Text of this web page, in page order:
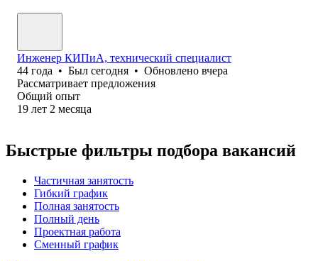
Инженер КИПиА, технический специалист
44 года • Был сегодня • Обновлено вчера
Рассматривает предложения
Общий опыт
19 лет 2 месяца
Быстрые фильтры подбора вакансий
Частичная занятость
Гибкий график
Полная занятость
Полный день
Проектная работа
Сменный график